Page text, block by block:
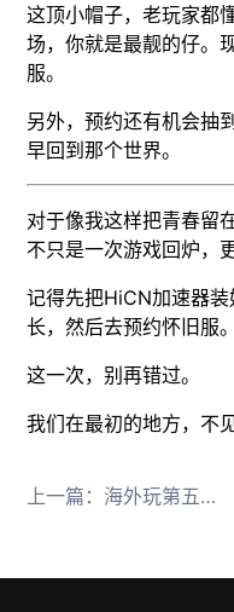
这顶小帽子，老玩家都
场，你就是最靓的仔。
服。
另外，预约还有机会抽
早回到那个世界。
对于像我这样把青春留
不只是一次游戏回炉，
记得先把HiCN加速器
长，然后去预约怀旧服。
这一次，别再错过。
我们在最初的地方，不
上一篇： 海外玩第五人格频繁掉线怎么办用HiCN回国加速器网络优化低延迟畅玩